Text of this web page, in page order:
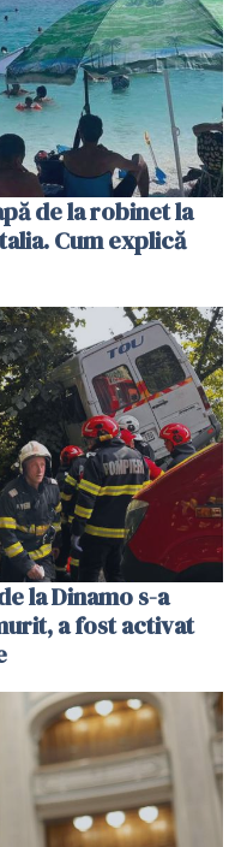
de la robinet la
Cum explică
la Dinamo s-a
a fost activat